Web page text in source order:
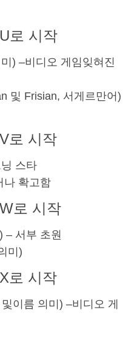
U로 시작
) –비디오 게임 잊혀진
및 Frisian, 서게르만어)
V로 시작
스타
나 확고함
W로 시작
– 서부 초원
미 )
X로 시작
이름 의미 ) –비디오 게